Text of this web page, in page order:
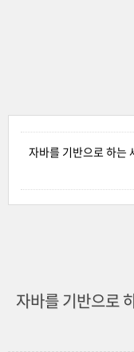
자바를 기반으로 하는
자바를 기반으로